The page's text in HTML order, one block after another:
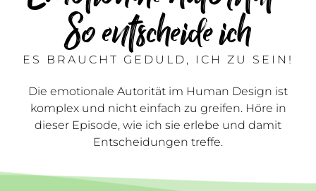
So entscheide ich
ES BRAUCHT GEDULD, ICH ZU SEIN!
Die emotionale Autorität im Human Design ist
komplex und nicht einfach zu greifen. Höre in
dieser Episode, wie ich sie erlebe und damit
Entscheidungen treffe.